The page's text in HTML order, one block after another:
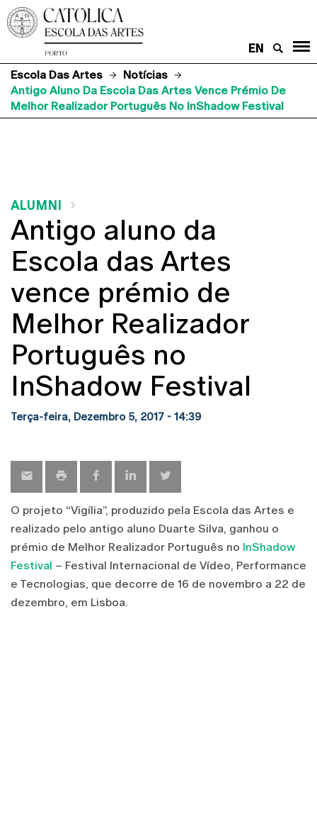
EN
Escola Das Artes
Notícias
Antigo Aluno Da Escola Das Artes Vence Prémio De
Melhor Realizador Português No InShadow Festival
ALUMNI
Antigo aluno da
Escola das Artes
vence prémio de
Melhor Realizador
Português no
InShadow Festival
Terça-feira, Dezembro 5, 2017 - 14:39
O projeto “Vigília”, produzido pela Escola das Artes e
realizado pelo antigo aluno Duarte Silva, ganhou o
prémio de Melhor Realizador Português no InShadow
Festival – Festival Internacional de Vídeo, Performance
e Tecnologias, que decorre de 16 de novembro a 22 de
dezembro, em Lisboa.